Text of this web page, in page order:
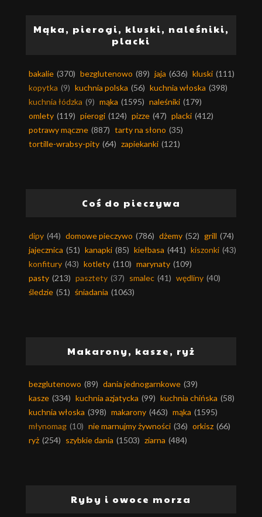
Mąka, pierogi, kluski, naleśniki,
placki
bakalie (370) bezglutenowo (89) jaja (636) kluski (111)
kopytka (9) kuchnia polska (56) kuchnia włoska (398)
kuchnia łódzka (9) mąka (1595) naleśniki (179)
omlety (119) pierogi (124) pizze (47) placki (412)
potrawy mączne (887) tarty na słono (35)
tortille-wrabsy-pity (64) zapiekanki (121)
Coś do pieczywa
dipy (44) domowe pieczywo (786) dżemy (52) grill (74)
jajecznica (51) kanapki (85) kiełbasa (441) kiszonki (43)
konfitury (43) kotlety (110) marynaty (109)
pasty (213) pasztety (37) smalec (41) wędliny (40)
śledzie (51) śniadania (1063)
Makarony, kasze, ryż
bezglutenowo (89) dania jednogarnkowe (39)
kasze (334) kuchnia azjatycka (99) kuchnia chińska (58)
kuchnia włoska (398) makarony (463) mąka (1595)
młynomag (10) nie marnujmy żywności (36) orkisz (66)
ryż (254) szybkie dania (1503) ziarna (484)
Ryby i owoce morza